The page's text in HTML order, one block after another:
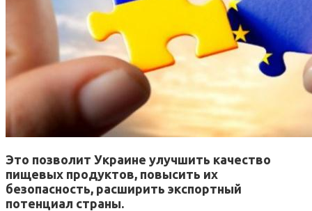
Это позволит Украине улучшить качество
пищевых продуктов, повысить их
безопасность, расширить экспортный
потенциал страны.